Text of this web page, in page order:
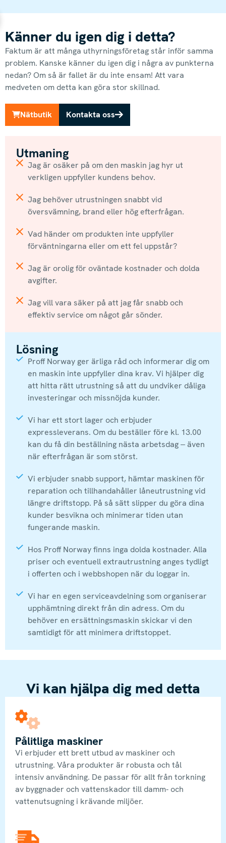
Känner du igen dig i detta?
Faktum är att många uthyrningsföretag står inför samma
problem. Kanske känner du igen dig i några av punkterna
nedan? Om så är fallet är du inte ensam! Att vara
medveten om detta kan göra stor skillnad.
Nätbutik Kontakta oss
Utmaning
Jag är osäker på om den maskin jag hyr ut
verkligen uppfyller kundens behov.
Jag behöver utrustningen snabbt vid
översvämning, brand eller hög efterfrågan.
Vad händer om produkten inte uppfyller
förväntningarna eller om ett fel uppstår?
Jag är orolig för oväntade kostnader och dolda
avgifter.
Jag vill vara säker på att jag får snabb och
effektiv service om något går sönder.
Lösning
Proff Norway ger ärliga råd och informerar dig om
en maskin inte uppfyller dina krav. Vi hjälper dig
att hitta rätt utrustning så att du undviker dåliga
investeringar och missnöjda kunder.
Vi har ett stort lager och erbjuder
expressleverans. Om du beställer före kl. 13.00
kan du få din beställning nästa arbetsdag – även
när efterfrågan är som störst.
Vi erbjuder snabb support, hämtar maskinen för
reparation och tillhandahåller låneutrustning vid
längre driftstopp. På så sätt slipper du göra dina
kunder besvikna och minimerar tiden utan
fungerande maskin.
Hos Proff Norway finns inga dolda kostnader. Alla
priser och eventuell extrautrustning anges tydligt
i offerten och i webbshopen när du loggar in.
Vi har en egen serviceavdelning som organiserar
upphämtning direkt från din adress. Om du
behöver en ersättningsmaskin skickar vi den
samtidigt för att minimera driftstoppet.
Vi kan hjälpa dig med detta
Pålitliga maskiner
Vi erbjuder ett brett utbud av maskiner och
utrustning. Våra produkter är robusta och tål
intensiv användning. De passar för allt från torkning
av byggnader och vattenskador till damm- och
vattenutsugning i krävande miljöer.